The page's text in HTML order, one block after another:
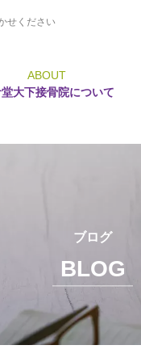
せください
ABOUT
大下接骨院について
ブログ
BLOG